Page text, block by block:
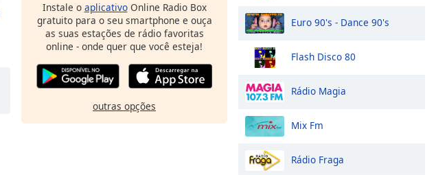
Instale o aplicativoOnline Radio Box
gratuito para o seu smartphone e ouça
as suas estações de rádio favoritas
online - onde quer que você esteja!
outras opções
Euro 90's - Dance 90's
Flash Disco 80
Rádio Magia
Mix Fm
Rádio Fraga